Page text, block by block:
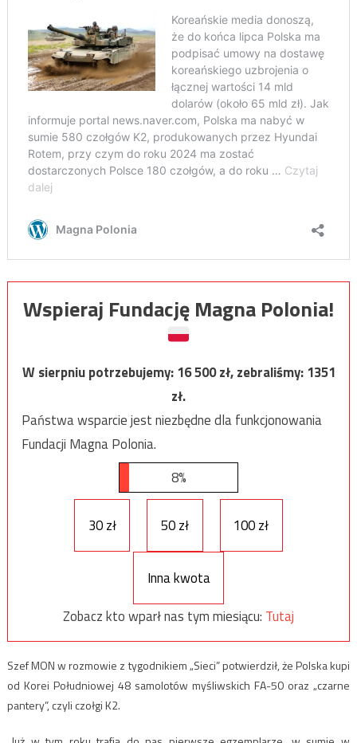
Wspieraj Fundację Magna Polonia!
W sierpniu potrzebujemy:16 500zł, zebraliśmy:1351
zł.
Państwa wsparcie jest niezbędne dla funkcjonowania
Fundacji Magna Polonia.
8%
30 zł 50 zł 100 zł
Inna kwota
Zobacz kto wparł nas tym miesiącu: Tutaj
Szef MON w rozmowie z tygodnikiem „Sieci” potwierdził, że Polska kupi
od Korei Południowej 48 samolotów myśliwskich FA-50 oraz „czarne
pantery”, czyli czołgi K2.